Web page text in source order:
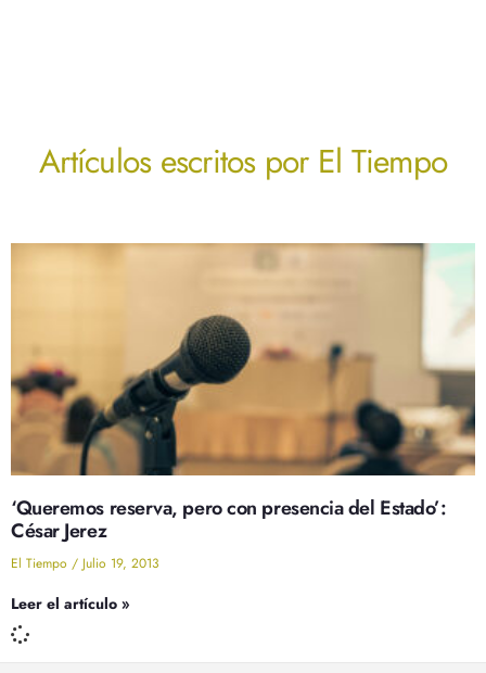
Artículos escritos por El Tiempo
‘Queremos reserva, pero con presencia del Estado’:
César Jerez
El Tiempo Julio 19, 2013
Leer el artículo »